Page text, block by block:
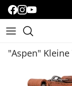
"Aspen"